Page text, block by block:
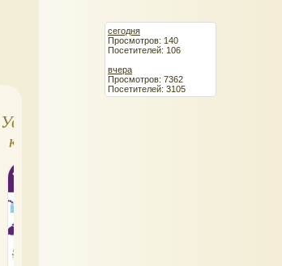
Увлекательное
краеведение.
Москва, Питер и
сегодня
Просмотров: 140
Посетителей: 106
вчера
Просмотров: 7362
Посетителей: 3105